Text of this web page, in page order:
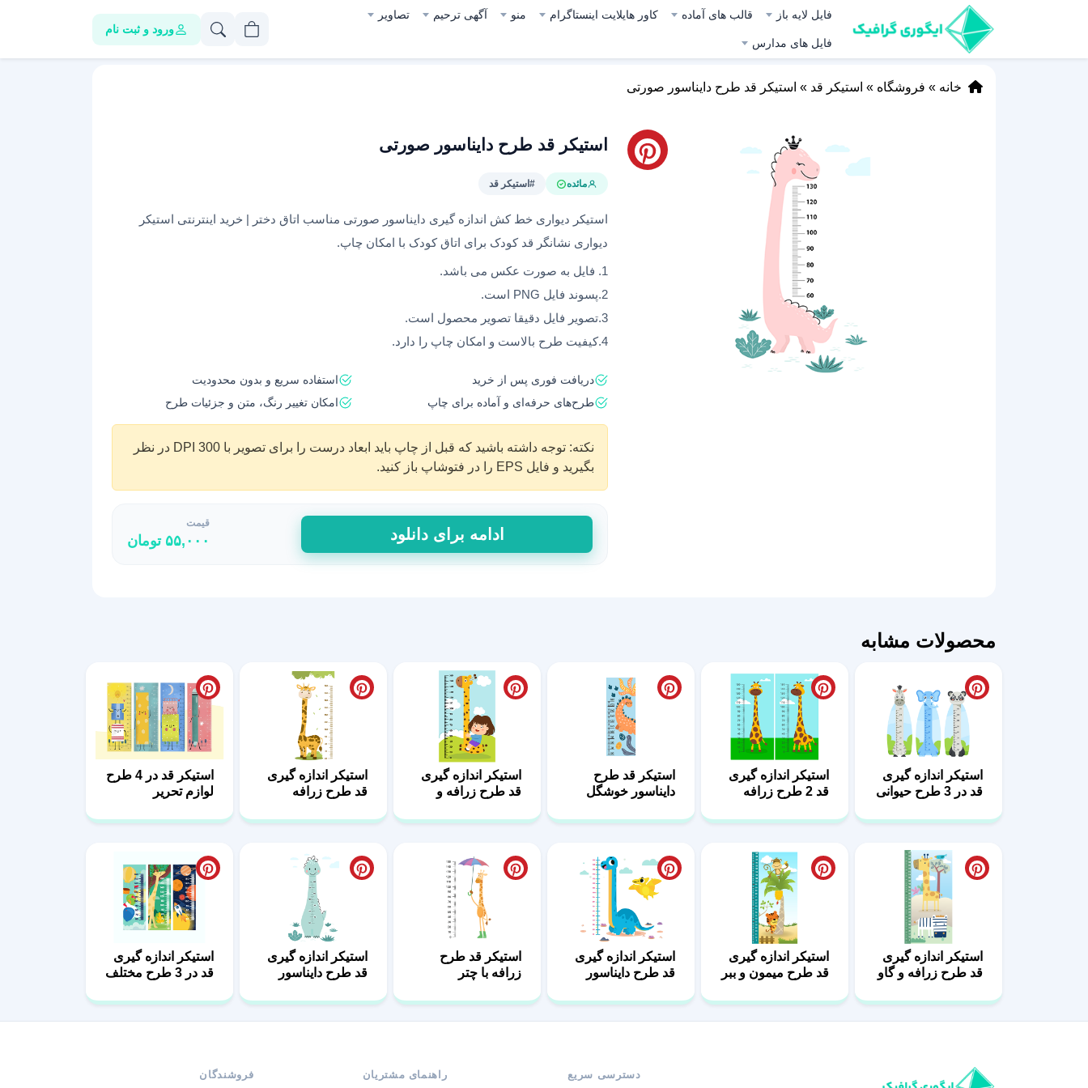
فایل لایه باز قالب های آماده کاور هایلایت اینستاگرام منو آگهی ترحیم تصاویر
فایل های مدارس
ورود و ثبت نام
خانه » فروشگاه » استیکر قد » استیکر قد طرح دایناسور صورتی
استیکر قد طرح دایناسور صورتی
مائده #استیکر قد
استیکر دیواری خط کش اندازه گیری دایناسور صورتی مناسب اتاق دختر | خرید اینترنتی استیکر
دیواری نشانگر قد کودک برای اتاق کودک با امکان چاپ.
1. فایل به صورت عکس می باشد.
2.پسوند فایل PNG است.
3.تصویر فایل دقیقا تصویر محصول است.
4.کیفیت طرح بالاست و امکان چاپ را دارد.
دریافت فوری پس از خرید
استفاده سریع و بدون محدودیت
طرح‌های حرفه‌ای و آماده برای چاپ
امکان تغییر رنگ، متن و جزئیات طرح
نکته: توجه داشته باشید که قبل از چاپ باید ابعاد درست را برای تصویر با DPI 300 در نظر
بگیرید و فایل EPS را در فتوشاپ باز کنید.
استیکر
قد
طرح
ادامه برای دانلود
قیمت
۵۵,۰۰۰ تومان
محصولات مشابه
استیکر اندازه گیری
قد در 3 طرح حیوانی
استیکر اندازه گیری
قد 2 طرح زرافه
استیکر قد طرح
دایناسور خوشگل
استیکر اندازه گیری
قد طرح زرافه و
استیکر اندازه گیری
قد طرح زرافه
استیکر قد در 4 طرح
لوازم تحریر
استیکر اندازه گیری
قد طرح زرافه و گاو
استیکر اندازه گیری
قد طرح میمون و ببر
استیکر اندازه گیری
قد طرح دایناسور
استیکر قد طرح
زرافه با چتر
استیکر اندازه گیری
قد طرح دایناسور
استیکر اندازه گیری
قد در 3 طرح مختلف
دسترسی سریع راهنمای مشتریان فروشندگان